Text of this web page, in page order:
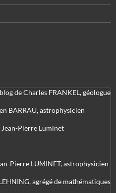
de Charles FRANKEL, géologue
BARRAU, astrophysicien
Jean-Pierre Luminet
Pierre LUMINET, astrophysicien
agrégé de mathématiques